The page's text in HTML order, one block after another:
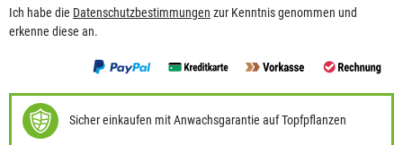
Ich habe die Datenschutzbestimmungen zur Kenntnis genommen und
erkenne diese an.
Sicher einkaufen mit Anwachsgarantie auf Topfpflanzen